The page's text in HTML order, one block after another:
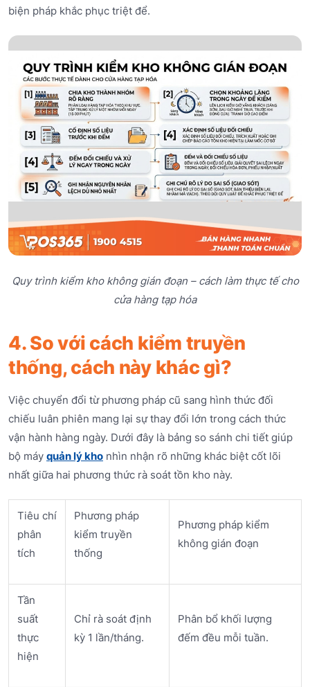
biện pháp khắc phục triệt để.
Quy trình kiểm kho không gián đoạn – cách làm thực tế cho
cửa hàng tạp hóa
4. So với cách kiểm truyền
thống, cách này khác gì?
Việc chuyển đổi từ phương pháp cũ sang hình thức đối
chiếu luân phiên mang lại sự thay đổi lớn trong cách thức
vận hành hàng ngày. Dưới đây là bảng so sánh chi tiết giúp
bộ máy quản lý kho nhìn nhận rõ những khác biệt cốt lõi
nhất giữa hai phương thức rà soát tồn kho này.
Tiêu chí
phân
tích
Phương pháp
kiểm truyền
thống
Phương pháp kiểm
không gián đoạn
Tần
suất
thực
hiện
Chỉ rà soát định
kỳ 1 lần/tháng.
Phân bổ khối lượng
đếm đều mỗi tuần.